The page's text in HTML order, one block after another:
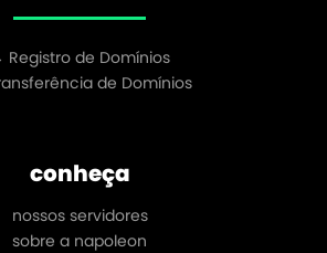
Registro de Domínios
de Domínios
conheça
nossos servidores
sobre a napoleon